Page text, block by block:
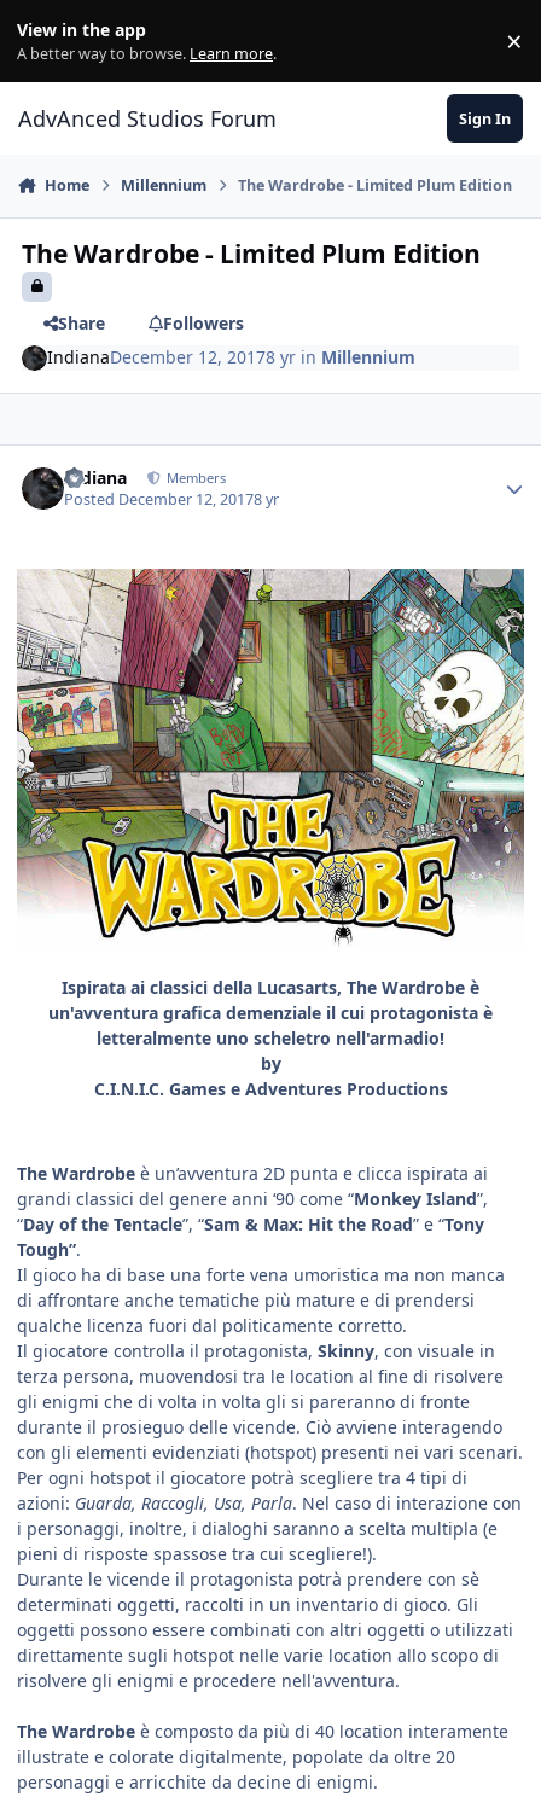
View in the app
A better way to browse. Learn more. ×
AdvAnced Studios Forum Sign In
Home Millennium The Wardrobe - Limited Plum Edition
The Wardrobe - Limited Plum Edition
Share
Followers
IndianaDecember 12, 20178 yr in Millennium
Indiana Members
Posted December 12, 20178 yr
Ispirata ai classici della Lucasarts, The Wardrobe è
un'avventura grafica demenziale il cui protagonista è
letteralmente uno scheletro nell'armadio!
by
C.I.N.I.C. Games e Adventures Productions
The Wardrobe è un’avventura 2D punta e clicca ispirata ai
grandi classici del genere anni ‘90 come “Monkey Island”,
“Day of the Tentacle”, “Sam & Max: Hit the Road” e “Tony
Tough”.
Il gioco ha di base una forte vena umoristica ma non manca
di affrontare anche tematiche più mature e di prendersi
qualche licenza fuori dal politicamente corretto.
Il giocatore controlla il protagonista, Skinny, con visuale in
terza persona, muovendosi tra le location al fine di risolvere
gli enigmi che di volta in volta gli si pareranno di fronte
durante il prosieguo delle vicende. Ciò avviene interagendo
con gli elementi evidenziati (hotspot) presenti nei vari scenari.
Per ogni hotspot il giocatore potrà scegliere tra 4 tipi di
azioni: Guarda, Raccogli, Usa, Parla. Nel caso di interazione con
i personaggi, inoltre, i dialoghi saranno a scelta multipla (e
pieni di risposte spassose tra cui scegliere!).
Durante le vicende il protagonista potrà prendere con sè
determinati oggetti, raccolti in un inventario di gioco. Gli
oggetti possono essere combinati con altri oggetti o utilizzati
direttamente sugli hotspot nelle varie location allo scopo di
risolvere gli enigmi e procedere nell'avventura.
The Wardrobe è composto da più di 40 location interamente
illustrate e colorate digitalmente, popolate da oltre 20
personaggi e arricchite da decine di enigmi.